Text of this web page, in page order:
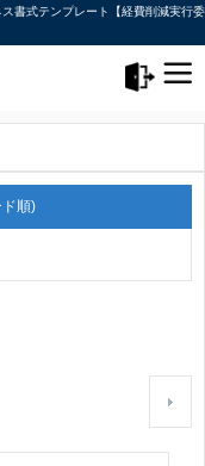
書式テンプレート【経費削減実行委
順)